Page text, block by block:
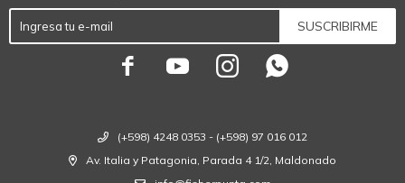
(+598) 4248 0353 - (+598) 97 016 012
Av. Italia y Patagonia, Parada 4 1/2, Maldonado
SUSCRIBIRME
   